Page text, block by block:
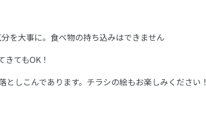
を大事に。食べ物の持ち込みはできません
てもOK！
しこんであります。チラシの絵もお楽しみください！